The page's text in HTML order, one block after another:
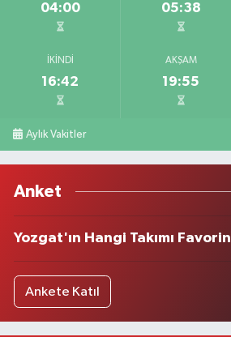
04:00 05:38
İKINDI
16:42
AKŞAM
19:55
Aylık Vakitler
Anket
Yozgat'ın Hangi Takımı Favorin
Ankete Katıl